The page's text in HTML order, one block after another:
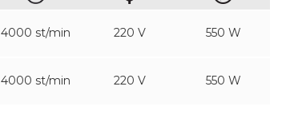
4000 st/min 220 V 550 W
4000 st/min 220 V 550 W